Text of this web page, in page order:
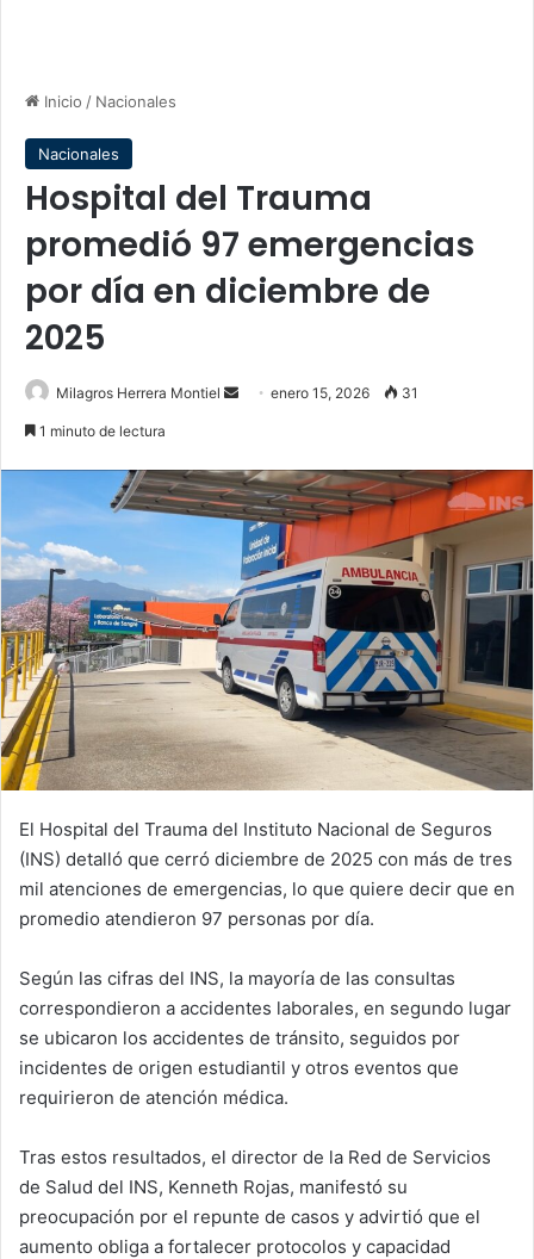
Inicio / Nacionales
Nacionales
Hospital del Trauma
promedió 97 emergencias
por día en diciembre de
2025
Milagros Herrera Montiel
Sendenero 15, 2026 31
1 minuto de lectura
El Hospital del Trauma del Instituto Nacional de Seguros
(INS) detalló que cerró diciembre de 2025 con más de tres
mil atenciones de emergencias, lo que quiere decir que en
promedio atendieron 97 personas por día.
Según las cifras del INS, la mayoría de las consultas
correspondieron a accidentes laborales, en segundo lugar
se ubicaron los accidentes de tránsito, seguidos por
incidentes de origen estudiantil y otros eventos que
requirieron de atención médica.
Tras estos resultados, el director de la Red de Servicios
de Salud del INS, Kenneth Rojas, manifestó su
preocupación por el repunte de casos y advirtió que el
aumento obliga a fortalecer protocolos y capacidad